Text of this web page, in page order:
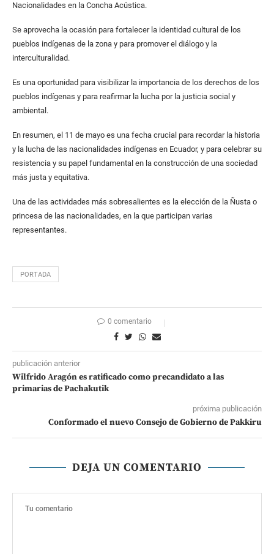
Nacionalidades en la Concha Acústica.
Se aprovecha la ocasión para fortalecer la identidad cultural de los
pueblos indígenas de la zona y para promover el diálogo y la
interculturalidad.
Es una oportunidad para visibilizar la importancia de los derechos de los
pueblos indígenas y para reafirmar la lucha por la justicia social y
ambiental.
En resumen, el 11 de mayo es una fecha crucial para recordar la historia
y la lucha de las nacionalidades indígenas en Ecuador, y para celebrar su
resistencia y su papel fundamental en la construcción de una sociedad
más justa y equitativa.
Una de las actividades más sobresalientes es la elección de la Ñusta o
princesa de las nacionalidades, en la que participan varias
representantes.
PORTADA
0 comentario
publicación anterior
Wilfrido Aragón es ratificado como precandidato a las
primarias de Pachakutik
próxima publicación
Conformado el nuevo Consejo de Gobierno de Pakkiru
DEJA UN COMENTARIO